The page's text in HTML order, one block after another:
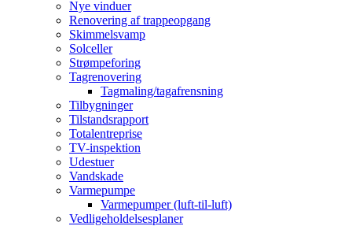
Nye vinduer
Renovering af trappeopgang
Skimmelsvamp
Solceller
Strømpeforing
Tagrenovering
Tagmaling/tagafrensning
Tilbygninger
Tilstandsrapport
Totalentreprise
TV-inspektion
Udestuer
Vandskade
Varmepumpe
Varmepumper (luft-til-luft)
Vedligeholdelsesplaner